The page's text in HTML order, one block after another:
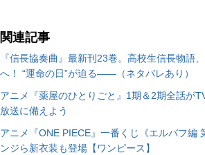
関連記事
『信長協奏曲』最新刊23巻。高校生信長物語
へ！ “運命の日”が迫る――（ネタバレあり）
アニメ『薬屋のひとりごと』1期＆2期全話が
放送に備えよう
アニメ『ONE PIECE』一番くじ《エルバフ編
ンジら新衣装も登場【ワンピース】